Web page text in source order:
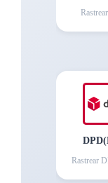
Rastrear
Rastrear